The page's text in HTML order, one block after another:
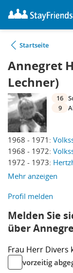
Startseite
Annegret
Lechner)
1968 - 1971:
1968 - 1972:
1972 - 1973:
Mehr anzeigen
16
9
Profil melden
Melden Sie
über
Frau Herr Divers
vorzeitig